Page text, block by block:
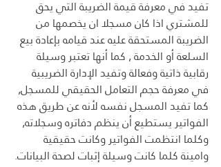
تفيد في معرفة قيمة الضريبة التي يحق
للمشتري اذا كان مسجلا ان يخصمها من
الضريبة المستحقة عليه عند قيامه بإعادة بيع
السلعة أو الخدمة , كما أنها تعتبر وسيلة
رقابية ذاتية وفعالة وتفيد الإدارة الضريبية
في معرفة حجم التعامل الحقيقي للمسجل,
كما تفيد المسجل نفسه لأنه عن طريق هذه
الفواتير يستطيع أن ينظم دفاتره وسجلاته,
وكلما انتظمت الفواتير وكانت حقيقية
وامينة كلما كانت وسيلة إثبات لصحة البيانات.